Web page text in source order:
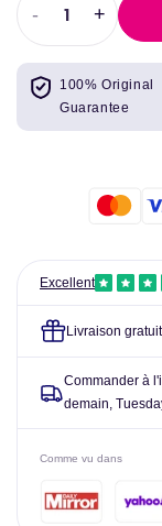
Réduire
la
quantité
pour
SmartShake
-
pour
+
100% Original
Guarantee
Excellent
Livraison
Commander à
demain,
Comme vu dans